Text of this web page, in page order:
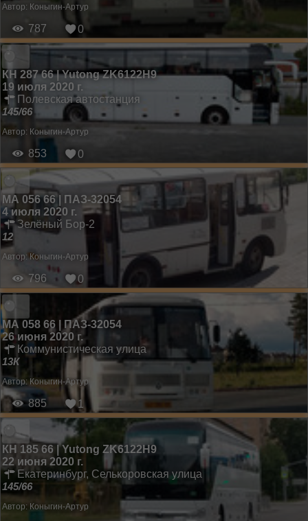
Автор: Коныгин-Артур
787 0
КН 287 66 | Yutong ZK6122H9
19 июля 2020 г.
Полевская автостанция
145/66
Автор: Коныгин-Артур
853 0
МА 056 66 | ПАЗ-32054
4 июля 2020 г.
Зелёный Бор-2
12
Автор:Коныгин-Артур
796 0
МА 058 66 | ПАЗ-32054
26 июня 2020 г.
Коммунистическая улица
13К
Автор:Коныгин-Артур
885 1
КН 185 66 | Yutong ZK6122H9
22 июня 2020 г.
Екатеринбург, Селькоровская улица
145/66
Автор: Коныгин-Артур